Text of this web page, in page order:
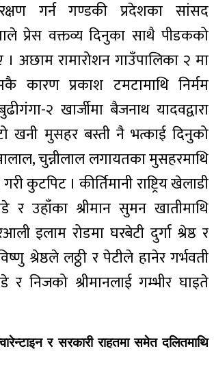
गर्न गण्डकी प्रदेशका सांसद
प्रेस वक्तव्य दिनुका साथै पीडकको
। अछाम रामारोशन गाउँपालिका २ मा
कारण प्रकाश टमटामाथि निर्मम
२ खार्जीमा बैजनाथ यादवद्वारा
खनी मुसहर बस्ती नै भत्काई दिनुको
चुन्नीलाल लगायतका मुसहरमाथि
कुटपिट । कीर्तिमानी राष्ट्रिय खेलाडी
र उहाँका श्रीमान सुमन खातीमाथि
इलाम रोडमा घरबेटी दुर्गा श्रेष्ठ र
श्रेष्ठले लठ्ठी र पेटीले हानेर गर्भवती
र निजको श्रीमानलाई गम्भीर घाइते
र सरकारी राहतमा समेत दलितमाथि